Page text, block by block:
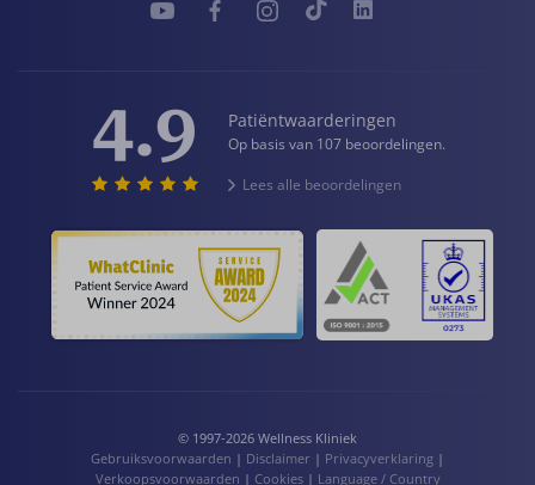
4.9 Patiëntwaarderingen
Op basis van 107 beoordelingen.
Lees alle beoordelingen
© 1997-2026 Wellness Kliniek
Gebruiksvoorwaarden | Disclaimer | Privacyverklaring |
Verkoopsvoorwaarden | Cookies| Language / Country